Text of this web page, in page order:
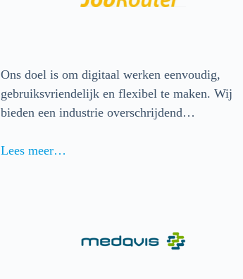
Ons doel is om digitaal werken eenvoudig,
gebruiksvriendelijk en flexibel te maken. Wij
bieden een industrie overschrijdend…
Lees meer…